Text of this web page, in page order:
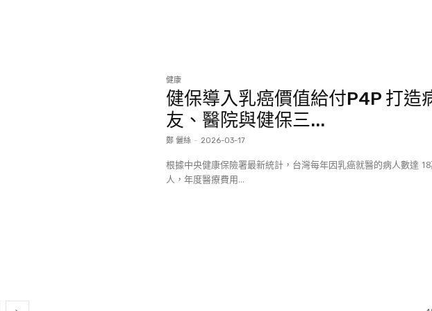
健康
健保導入乳癌價值給付P4P 打造
友、醫院與健保三...
鄭 儷絲 - 2026-03-17
根據中央健康保險署最新統計，台灣每年因乳癌就醫的病人數達
人，年度醫療費用...